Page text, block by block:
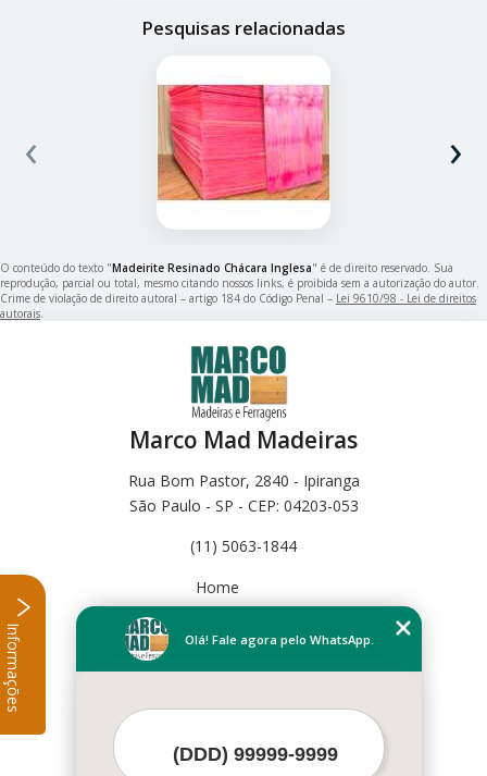
Pesquisas relacionadas
‹ ›
O conteúdo do texto "Madeirite Resinado Chácara Inglesa" é de direito reservado. Sua
reprodução, parcial ou total, mesmo citando nossos links, é proibida sem a autorização do autor.
Crime de violação de direito autoral – artigo 184 do Código Penal – Lei 9610/98 - Lei de direitos
autorais.
Marco Mad Madeiras
Rua Bom Pastor, 2840 - Ipiranga
São Paulo - SP - CEP: 04203-053
(11) 5063-1844
Home
Empresa
Missão
Mapa do site
Olá! Fale agora pelo WhatsApp.
Informações